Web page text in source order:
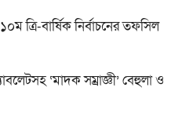
ত্রি-বার্ষিক নির্বাচনের তফসিল
‘মাদক সম্রাজ্ঞী’ বেহুলা ও